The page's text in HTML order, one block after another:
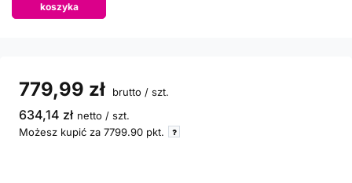
koszyka
779,99 zł brutto / szt.
634,14 zł netto / szt.
Możesz kupić za 7799.90 pkt.